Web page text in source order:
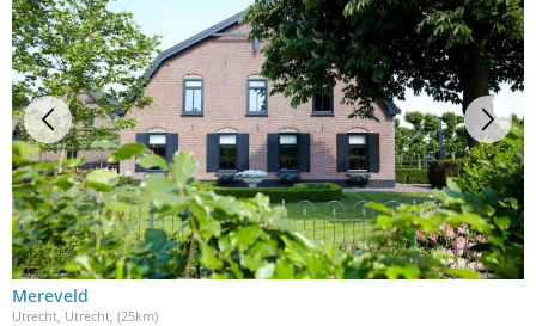
Mereveld
Utrecht, Utrecht , (25km)